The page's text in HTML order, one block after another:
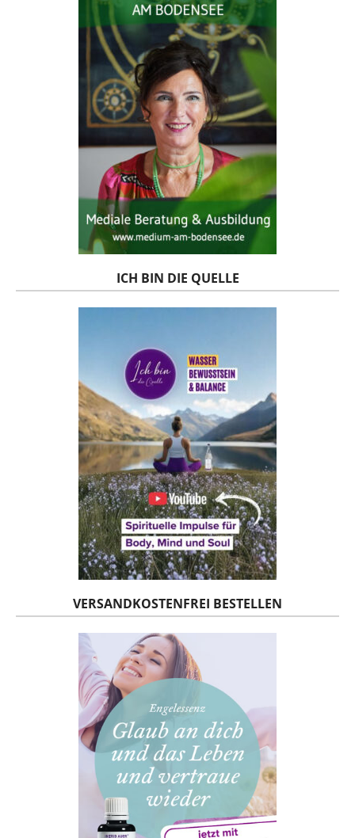
ICH BIN DIE QUELLE
VERSANDKOSTENFREI BESTELLEN